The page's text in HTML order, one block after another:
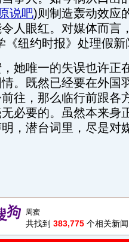
说吧)则制造轰动效应
人眼红。对媒体而言
《纽约时报》处理假
唯一的失误也许正
。既然已经要在外国
往，那么临行前跟各
必要的。虽然本来身
，潜台词里，尽是对
共找到 383,775 个相关新